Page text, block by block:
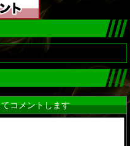
コメントします